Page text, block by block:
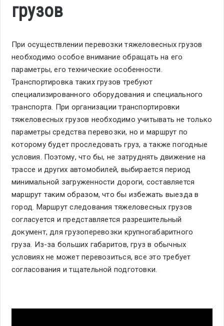
грузов
При осуществлении перевозки тяжеловесных грузов
необходимо особое внимание обращать на его
параметры, его технические особенности.
Транспортировка таких грузов требуют
специализированного оборудования и специального
транспорта. При организации транспортировки
тяжеловесных грузов необходимо учитывать не только
параметры средства перевозки, но и маршрут по
которому будет проследовать груз, а также погодные
условия. Поэтому, что бы, не затруднять движение на
трассе и других автомобилей, выбирается период
минимальной загруженности дороги, составляется
маршрут таким образом, что бы избежать выезда в
город. Маршрут следования тяжеловесных грузов
согласуется и представляется разрешительный
документ, для грузоперевозки крупногабаритного
груза. Из-за больших габаритов, груз в обычных
условиях не может перевозиться, все это требует
согласования и тщательной подготовки.